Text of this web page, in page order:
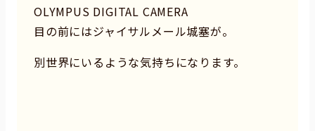
OLYMPUS DIGITAL CAMERA
目の前にはジャイサルメール城塞が。
別世界にいるような気持ちになります。